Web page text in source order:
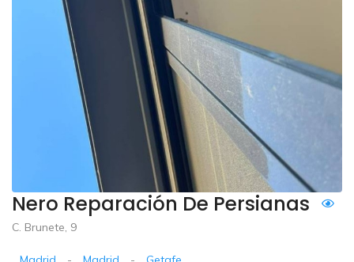
Nero Reparación De Persianas
C. Brunete, 9